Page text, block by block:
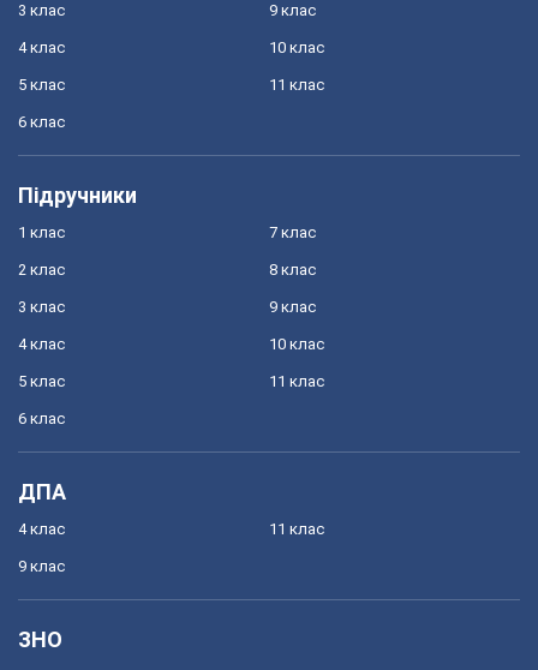
3 клас
4 клас
5 клас
6 клас
9 клас
10 клас
11 клас
Підручники
1 клас
2 клас
3 клас
4 клас
5 клас
6 клас
7 клас
8 клас
9 клас
10 клас
11 клас
ДПА
4 клас
9 клас
11 клас
ЗНО